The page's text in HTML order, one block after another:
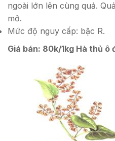
ngoài lớn lên cùng quả.
mở.
Mức độ nguy cấp: bậc R.
Giá bán: 80k/1kg Hà thủ ô